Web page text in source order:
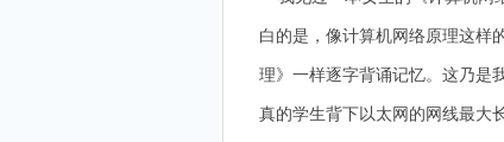
白的是，像计算机网络原理这样
理》一样逐字背诵记忆。这乃是
真的学生背下以太网的网线最大